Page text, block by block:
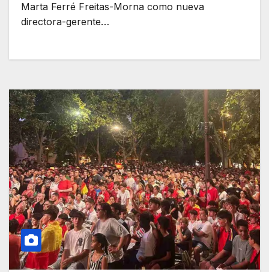
Marta Ferré Freitas-Morna como nueva
directora-gerente…